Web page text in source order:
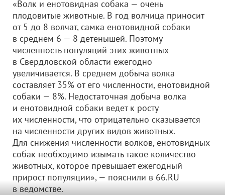
«Волк и енотовидная собака — очень
плодовитые животные. В год волчица приносит
от 5 до 8 волчат, самка енотовидной собаки
в среднем 6 — 8 детенышей. Поэтому
численность популяций этих животных
в Свердловской области ежегодно
увеличивается. В среднем добыча волка
составляет 35% от его численности, енотовидной
собаки — 8%. Недостаточная добыча волка
и енотовидной собаки ведет к росту
их численности, что отрицательно сказывается
на численности других видов животных.
Для снижения численности волков, енотовидных
собак необходимо изымать такое количество
животных, которое превышает ежегодный
прирост популяции», — пояснили в 66.RU
в ведомстве.